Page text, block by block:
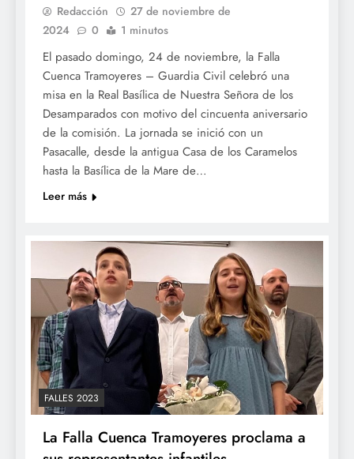
Redacción
27 de noviembre de
2024
0 1 minutos
El pasado domingo, 24 de noviembre, la Falla
Cuenca Tramoyeres – Guardia Civil celebró una
misa en la Real Basílica de Nuestra Señora de los
Desamparados con motivo del cincuenta aniversario
de la comisión. La jornada se inició con un
Pasacalle, desde la antigua Casa de los Caramelos
hasta la Basílica de la Mare de…
Leer más
FALLES 2023
La Falla Cuenca Tramoyeres proclama a